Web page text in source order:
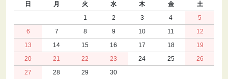
日 月 火 水 木 金
土
1
2 3 4
5
6
7 8 9 10 11
12
13
14 15 16 17 18
19
20
21 22 23 24 25
26
27
28 29 30